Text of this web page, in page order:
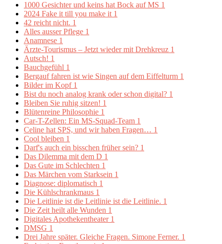
1000 Gesichter und keins hat Bock auf MS 1
2024 Fake it till you make it 1
42 reicht nicht. 1
Alles ausser Pflege 1
Anamnese 1
Ärzte-Tourismus – Jetzt wieder mit Drehkreuz 1
Autsch! 1
Bauchgefühl 1
Bergauf fahren ist wie Singen auf dem Eiffelturm 1
Bilder im Kopf 1
Bist du noch analog krank oder schon digital? 1
Bleiben Sie ruhig sitzen! 1
Blütenreine Philosophie 1
Car-T-Zellen: Ein MS-Squad-Team 1
Celine hat SPS, und wir haben Fragen… 1
Cool bleiben 1
Darf's auch ein bisschen früher sein? 1
Das Dilemma mit dem D 1
Das Gute im Schlechten 1
Das Märchen vom Starksein 1
Diagnose: diplomatisch 1
Die Kühlschrankmaus 1
Die Leitlinie ist die Leitlinie ist die Leitlinie. 1
Die Zeit heilt alle Wunden 1
Digitales Apothekentheater 1
DMSG 1
Drei Jahre später. Gleiche Fragen. Simone Ferner. 1